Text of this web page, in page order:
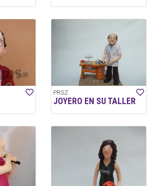
PRSZ
JOYERO EN SU TALLER